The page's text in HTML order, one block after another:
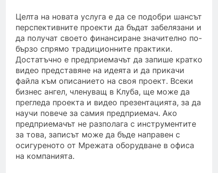
Целта на новата услуга е да се подобри шансът
перспективните проекти да бъдат забелязани и
да получат своето финансиране значително по-
бързо спрямо традиционните практики.
Достатъчно е предприемачът да запише кратко
видео представяне на идеята и да прикачи
файла към описанието на своя проект. Всеки
бизнес ангел, членуващ в Клуба, ще може да
прегледа проекта и видео презентацията, за да
научи повече за самия предприемач. Ако
предприемачът не разполага с инструментите
за това, записът може да бъде направен с
осигуреното от Мрежата оборудване в офиса
на компанията.